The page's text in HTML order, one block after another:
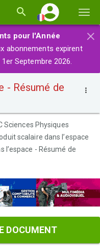
la×
pour l'Année
abonnements expirent
Septembre 2026.
- Résumé de
Sciences Physiques
scalaire dans l’espace
l’espace - Résumé de
DOCUMENT